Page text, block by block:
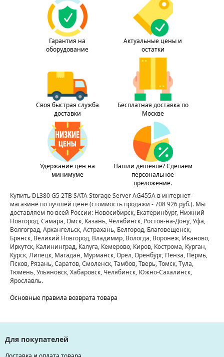
Гарантия на
оборудование
Актуальные цены и
остатки
Своя быстрая служба
доставки
Бесплатная доставка по
Москве
Удержание цен на
минимуме
Нашли дешевле? Сделаем
персональное
преложение.
Купить DL380 G5 2TB SATA Storage Server AG455A в интернет-
магазине по лучшей цене(стоимость продажи - 708 926 руб.). Мы
доставляем по всей России: Новосибирск, Екатеринбург, Нижний
Новгород, Самара, Омск, Казань, Челябинск, Ростов-на-Дону, Уфа,
Волгоград, Архангельск, Астрахань, Белгород, Благовещенск,
Брянск, Великий Новгород, Владимир, Вологда, Воронеж, Иваново,
Иркутск, Калининград, Калуга, Кемерово, Киров, Кострома, Курган,
Курск, Липецк, Магадан, Мурманск, Орел, Оренбург, Пенза, Пермь,
Псков, Рязань, Саратов, Смоленск, Тамбов, Тверь, Томск, Тула,
Тюмень, Ульяновск, Хабаровск, Челябинск, Южно-Сахалинск,
Ярославль.
Основные правила возврата товара
Для покупателей